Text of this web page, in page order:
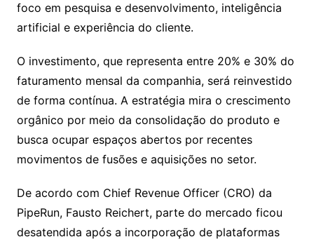
foco em pesquisa e desenvolvimento, inteligência
artificial e experiência do cliente.
O investimento, que representa entre 20% e 30% do
faturamento mensal da companhia, será reinvestido
de forma contínua. A estratégia mira o crescimento
orgânico por meio da consolidação do produto e
busca ocupar espaços abertos por recentes
movimentos de fusões e aquisições no setor.
De acordo com Chief Revenue Officer (CRO) da
PipeRun, Fausto Reichert, parte do mercado ficou
desatendida após a incorporação de plataformas